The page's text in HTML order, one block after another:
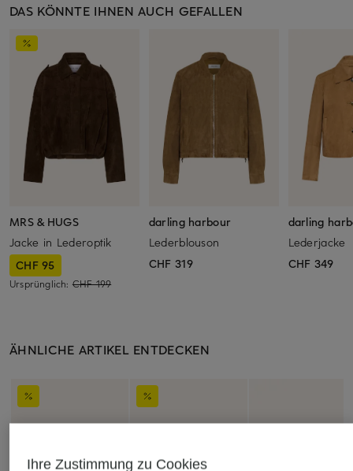
DAS KÖNNTE IHNEN AUCH GEFALLEN
MRS & HUGS
Jacke in Lederoptik
CHF 95
Ursprünglich: CHF 199
darling harbour
Lederblouson
CHF 319
darling
Lederjacke
CHF 349
ÄHNLICHE ARTIKEL ENTDECKEN
Ihre Zustimmung zu Cookies